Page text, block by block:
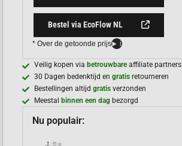
Bestel via EcoFlow NL
* Over de getoonde prijs i
Veilig kopen via betrouwbareaffiliate partners
30 Dagen bedenktijd engratis retourneren
Bestellingen altijdgratisverzonden
Meestal
binnen een dag bezorgd
Nu populair: